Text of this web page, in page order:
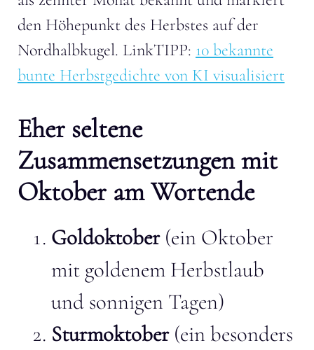
den Höhepunkt des Herbstes auf der
Nordhalbkugel. LinkTIPP: 10 bekannte
bunte Herbstgedichte von KI visualisiert
Eher seltene
Zusammensetzungen mit
Oktober am Wortende
Goldoktober(ein Oktober
mit goldenem Herbstlaub
und sonnigen Tagen)
Sturmoktober(ein besonders